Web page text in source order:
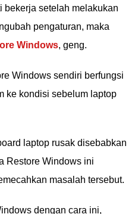
dari
dan
bekerja setelah melakukan
pengaturan, maka
Windows, geng.
Windows sendiri berfungsi
ke kondisi sebelum laptop
laptop rusak disebabkan
Restore Windows ini
masalah tersebut.
dengan cara ini,